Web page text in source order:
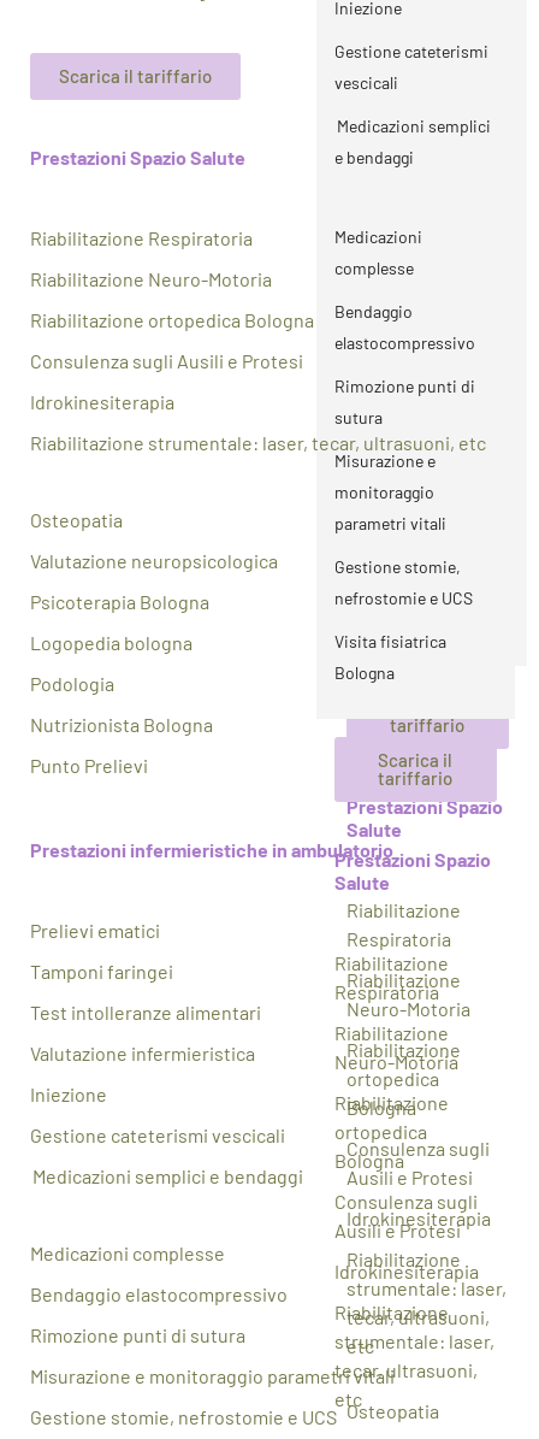
Medicazioni semplici
Bendaggio
Rimozione punti di
monitoraggio
parametri vitali
Gestione stomie,
Visita fisiatrica
tariffario
Prestazioni Spazio
Salute
Riabilitazione
Respiratoria
Riabilitazione
Neuro-Motoria
Riabilitazione
ortopedica
Bologna
Consulenza sugli
Ausili e Protesi
Idrokinesiterapia
Riabilitazione
strumentale: laser,
tecar, ultrasuoni,
etc
Osteopatia
Iniezione
Gestione cateterismi
vescicali
Medicazioni semplici
e bendaggi
Medicazioni
complesse
Bendaggio
elastocompressivo
Rimozione punti di
sutura
Misurazione e
monitoraggio
parametri vitali
Gestione stomie,
nefrostomie e UCS
Visita fisiatrica
Bologna
Scarica il
tariffario
Prestazioni Spazio
Salute
Riabilitazione
Respiratoria
Riabilitazione
Neuro-Motoria
Riabilitazione
ortopedica
Bologna
Consulenza sugli
Ausili e Protesi
Idrokinesiterapia
Riabilitazione
strumentale: laser,
tecar, ultrasuoni,
etc
Scarica il tariffario
Prestazioni Spazio Salute
Riabilitazione Respiratoria
Riabilitazione Neuro-Motoria
Riabilitazione ortopedica Bologna
Consulenza sugli Ausili e Protesi
Idrokinesiterapia
Riabilitazione strumentale: laser, tecar, ultrasuoni, etc
Osteopatia
Valutazione neuropsicologica
Psicoterapia Bologna
Logopedia bologna
Podologia
Nutrizionista Bologna
Punto Prelievi
Prestazioni infermieristiche in ambulatorio
Prelievi ematici
Tamponi faringei
Test intolleranze alimentari
Valutazione infermieristica
Iniezione
Gestione cateterismi vescicali
Medicazioni semplici e bendaggi
Medicazioni complesse
Bendaggio elastocompressivo
Rimozione punti di sutura
Misurazione e monitoraggio parametri vitali
Gestione stomie, nefrostomie e UCS